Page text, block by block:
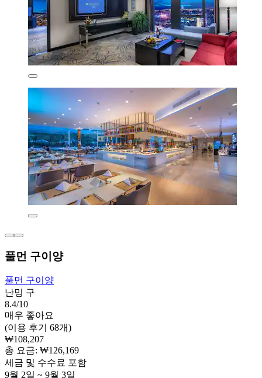
풀먼 구이양
풀먼 구이양
난밍 구
8.4/10
매우 좋아요
(이용 후기 68개)
₩108,207
총 요금: ₩126,169
세금 및 수수료 포함
9월 2일 ~ 9월 3일